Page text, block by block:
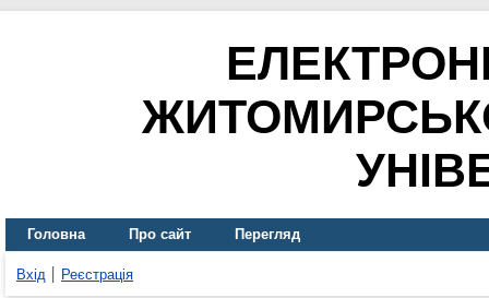
Головна Про сайт Перегляд
Вхід Реєстрація